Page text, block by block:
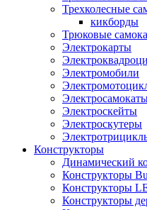
Трехколесные
кикборды
Трюковые
Электрокарты
Электромобили
Электроскейты
Электроскутеры
Конструкторы
Динамический
Конструкторы
Конструкторы
Конструкторы